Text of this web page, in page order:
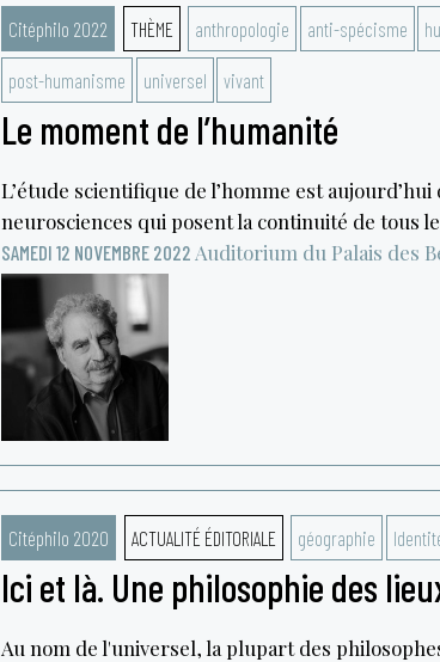
Citéphilo 2022 THÈME anthropologie anti-spécisme
post-humanisme universel vivant
Le moment de l’humanité
L’étude scientifique de l’homme est
neurosciences qui posent la continuité de tous
SAMEDI 12 NOVEMBRE 2022 Auditorium du Palais des
Citéphilo 2020 ACTUALITÉ ÉDITORIALE géographie
Ici et là. Une philosophie des
Au nom de l'universel, la plupart des